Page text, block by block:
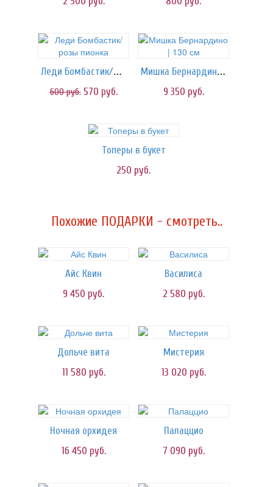
Леди Бомбастик/розы пионка
600руб. 570 руб.
Мишка Бернардино | 130 см
9 350 руб.
Топеры в букет
250 руб.
Похожие ПОДАРКИ - смотреть..
Айс Квин
9 450 руб.
Василиса
2 580 руб.
Дольче вита
11 580 руб.
Мистерия
13 020 руб.
Ночная орхидея
16 450 руб.
Палаццио
7 090 руб.